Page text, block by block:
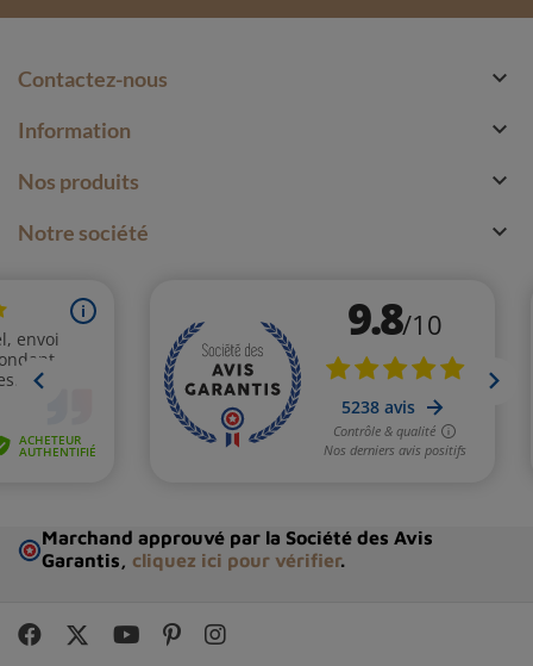
Contactez-nous 
Information 
Nos produits 
Notre société 
Marchand approuvé par la Société des Avis
Garantis, cliquez ici pour vérifier.